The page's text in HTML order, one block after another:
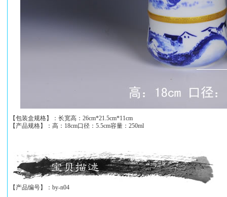
【包装盒规格】：长宽高：26cm*21.5cm*11cm
【产品规格】：高：18cm口径：5.5cm容量：250ml
【产品编号】：by-n04